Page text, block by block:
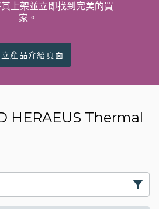
上架並立即找到完美的買
家。
產品介紹頁面
HERAEUS Thermal